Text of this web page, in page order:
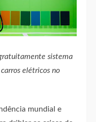
sistema
elétricos no
mundial e